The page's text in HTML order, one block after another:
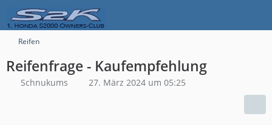
Reifen
Reifenfrage - Kaufempfehlung
Schnukums 27. März 2024 um 05:25